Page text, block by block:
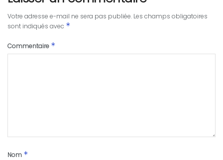
Votre adresse e-mail ne sera pas publiée. Les champs obligatoires
sont indiqués avec *
Commentaire *
Nom *